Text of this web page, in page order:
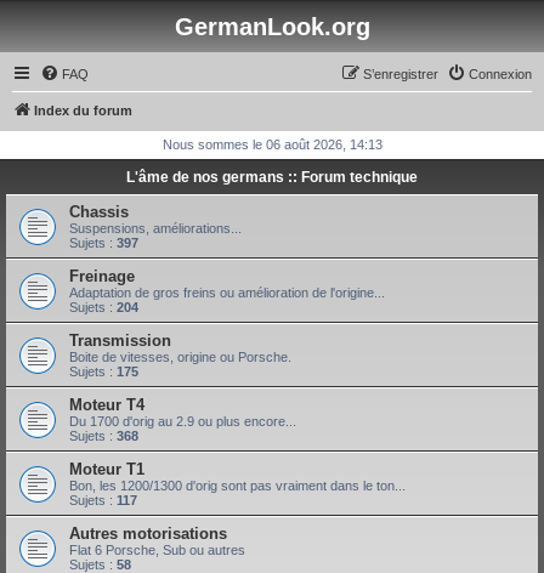
GermanLook.org
FAQ Connexion
S’enregistrer
Index du forum
Nous sommes le 06 août 2026, 14:13
L'âme de nos germans :: Forum technique
Chassis
Suspensions, améliorations...
Sujets : 397
Freinage
Adaptation de gros freins ou amélioration de l'origine...
Sujets : 204
Transmission
Boite de vitesses, origine ou Porsche.
Sujets : 175
Moteur T4
Du 1700 d'orig au 2.9 ou plus encore...
Sujets : 368
Moteur T1
Bon, les 1200/1300 d'orig sont pas vraiment dans le ton...
Sujets : 117
Autres motorisations
Flat 6 Porsche, Sub ou autres
Sujets : 58